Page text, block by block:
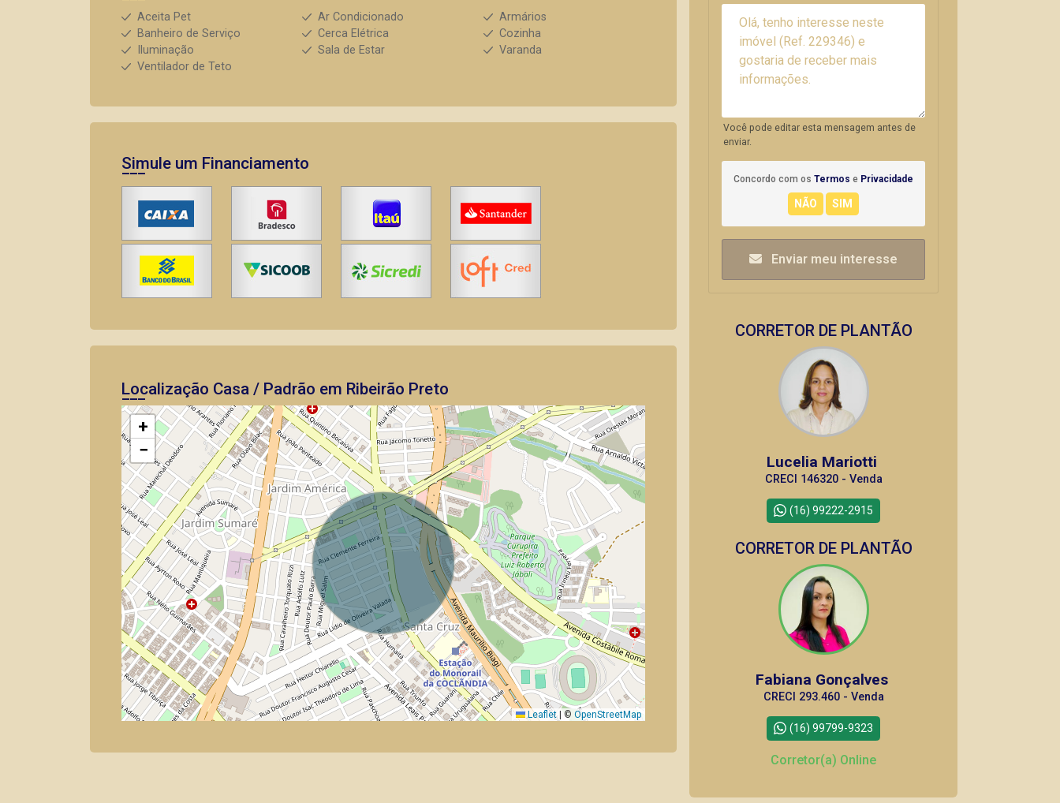
Aceita Pet Ar Condicionado
Armários
Banheiro de Serviço
Cerca Elétrica
Cozinha
Iluminação
Sala de Estar
Varanda
Ventilador de Teto
Simule um Financiamento
Localização Casa / Padrão em Ribeirão Preto
+
−
Leaflet © OpenStreetMap
Você pode editar esta mensagem antes de
enviar.
Concordo com os Termos e Privacidade
Enviar meu interesse
CORRETOR DE PLANTÃO
Lucelia Mariotti
CRECI 146320 - Venda
(16) 99222-2915
CORRETOR DE PLANTÃO
Fabiana Gonçalves
CRECI 293.460 - Venda
(16) 99799-9323
Corretor(a) Online
CORRETOR DE PLANTÃO